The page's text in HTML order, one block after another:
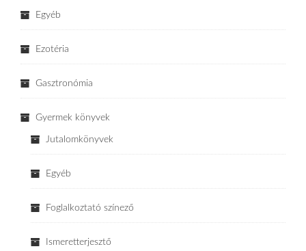
Egyéb
Ezotéria
Gasztronómia
Gyermek könyvek
Jutalomkönyvek
Egyéb
Foglalkoztató színező
Ismeretterjesztő